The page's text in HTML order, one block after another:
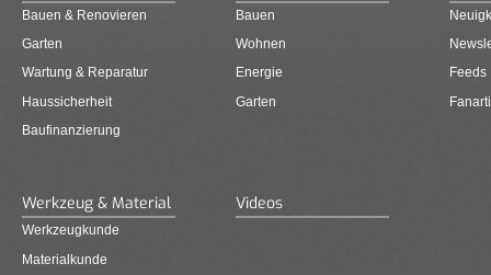
Bauen & Renovieren
Garten
Wartung & Reparatur
Haussicherheit
Baufinanzierung
Bauen
Wohnen
Energie
Garten
Feeds
Werkzeug & Material
Werkzeugkunde
Materialkunde
Videos